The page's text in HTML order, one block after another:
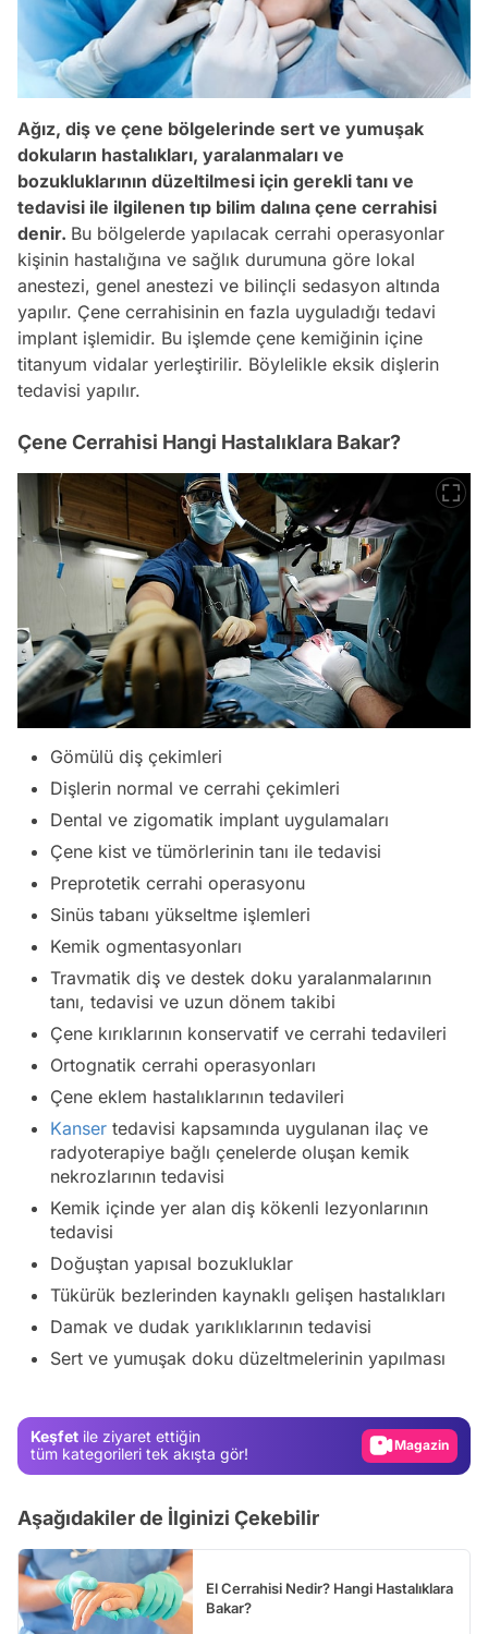
Ağız, diş ve çene bölgelerinde sert ve yumuşak
dokuların hastalıkları, yaralanmaları ve
bozukluklarının düzeltilmesi için gerekli tanı ve
tedavisi ile ilgilenen tıp bilim dalına çene cerrahisi
denir. Bu bölgelerde yapılacak cerrahi operasyonlar
kişinin hastalığına ve sağlık durumuna göre lokal
anestezi, genel anestezi ve bilinçli sedasyon altında
yapılır. Çene cerrahisinin en fazla uyguladığı tedavi
implant işlemidir. Bu işlemde çene kemiğinin içine
titanyum vidalar yerleştirilir. Böylelikle eksik dişlerin
tedavisi yapılır.
Çene Cerrahisi Hangi Hastalıklara Bakar?
Gömülü diş çekimleri
Dişlerin normal ve cerrahi çekimleri
Dental ve zigomatik implant uygulamaları
Çene kist ve tümörlerinin tanı ile tedavisi
Preprotetik cerrahi operasyonu
Sinüs tabanı yükseltme işlemleri
Kemik ogmentasyonları
Travmatik diş ve destek doku yaralanmalarının
tanı, tedavisi ve uzun dönem takibi
Çene kırıklarının konservatif ve cerrahi tedavileri
Ortognatik cerrahi operasyonları
Çene eklem hastalıklarının tedavileri
Kanser tedavisi kapsamında uygulanan ilaç ve
radyoterapiye bağlı çenelerde oluşan kemik
nekrozlarının tedavisi
Kemik içinde yer alan diş kökenli lezyonlarının
tedavisi
Doğuştan yapısal bozukluklar
Tükürük bezlerinden kaynaklı gelişen hastalıkları
Damak ve dudak yarıklıklarının tedavisi
Sert ve yumuşak doku düzeltmelerinin yapılması
Keşfet ile ziyaret ettiğin
tüm kategorileri tek akışta gör!
Magazin
Aşağıdakiler de İlginizi Çekebilir
El Cerrahisi Nedir? Hangi Hastalıklara
Bakar?